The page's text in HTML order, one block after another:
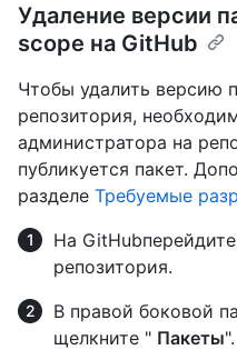
Удаление версии
scope на GitHub
Чтобы удалить версию
репозитория,
администратора на
публикуется пакет.
разделе Требуемые
На
репозитория.
В правой боковой
щелкните " Пакеты".